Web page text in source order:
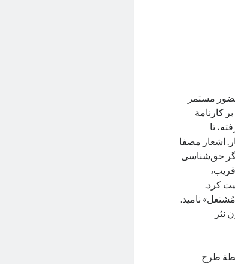
مستمر
کارنامة
تا
اشعار مصفا
حق‌شناسی
کرد.
نامید.
نثر
طرح